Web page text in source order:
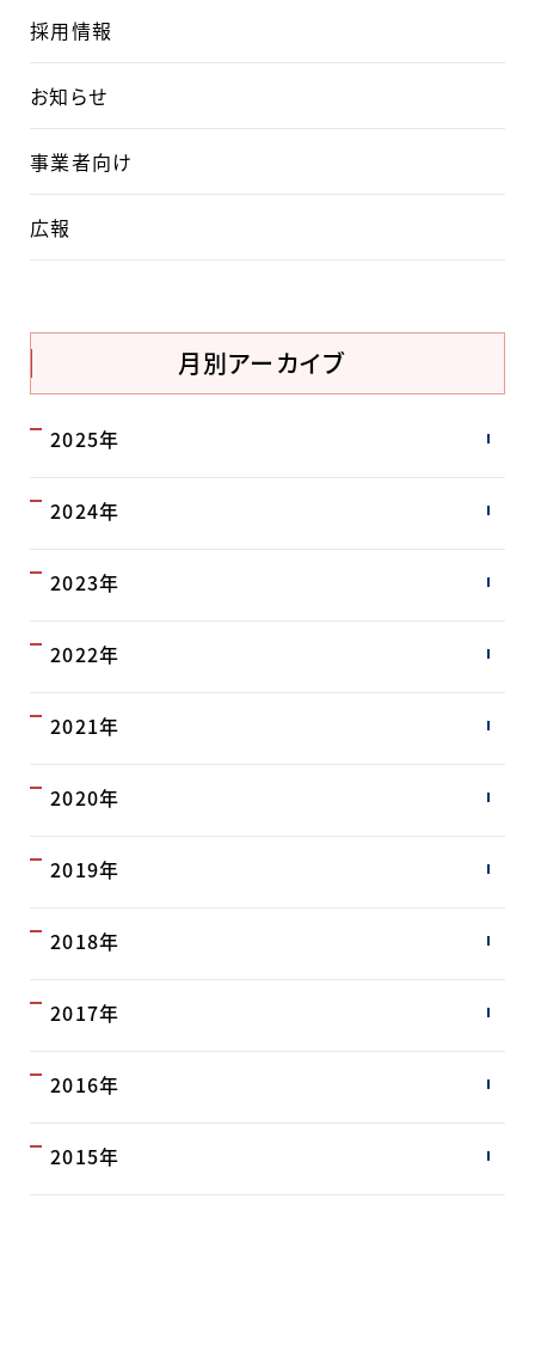
採用情報
お知らせ
事業者向け
広報
月別アーカイブ
2025年
2024年
2023年
2022年
2021年
2020年
2019年
2018年
2017年
2016年
2015年